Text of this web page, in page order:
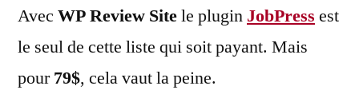
Avec WP Review Sitele plugin JobPress est
le seul de cette liste qui soit payant. Mais
pour79$, cela vaut la peine.